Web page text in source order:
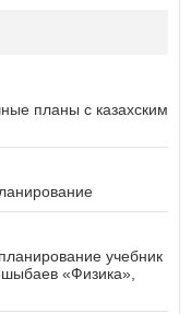
планы с казахским
учебник
«Физика»,